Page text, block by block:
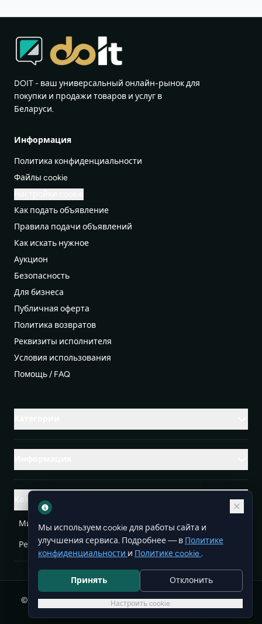
DOIT - ваш универсальный онлайн-рынок для
покупки и продажи товаров и услуг в
Беларуси.
Информация
Политика конфиденциальности
Файлы cookie
Как подать объявление
Правила подачи объявлений
Как искать нужное
Аукцион
Безопасность
Для бизнеса
Публичная оферта
Политика возвратов
Реквизиты исполнителя
Условия использования
Помощь / FAQ
Контакты
Михаленко Руслан Леонидович, УНП ЕА3732804
Республика Беларусь info@doit.by
© 2026 DoIt — бесплатные объявления в Беларуси. Все
Мы используем cookie для работы сайта и
улучшения сервиса. Подробнее — в Политике
конфиденциальности и Политике cookie.
Принять Отклонить
Настроить cookie